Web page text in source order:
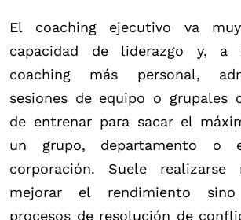
El coaching ejecutivo va
capacidad de liderazgo y, a
coaching más personal,
sesiones de equipo o grupales
de entrenar para sacar el
un grupo, departamento o
corporación. Suele
mejorar el rendimiento
procesos de resolución de